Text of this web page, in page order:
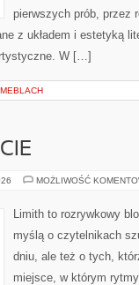
pierwszych prób, przez
z układem i estetyką
W […]
MOŻLIWOŚĆ
Limith to rozrywkowy
myślą o czytelnikach
dniu, ale też o tych,
miejsce, w którym